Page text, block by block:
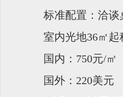
标准配置：洽谈
室内光地36㎡起
国内：750元/㎡
国外：220美元